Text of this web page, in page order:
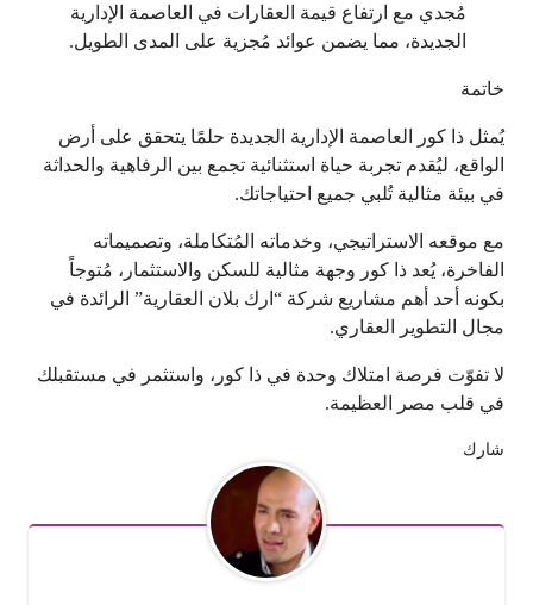
مُجدي مع ارتفاع قيمة العقارات في العاصمة الإدارية
الجديدة، مما يضمن عوائد مُجزية على المدى الطويل.
خاتمة
يُمثل ذا كور العاصمة الإدارية الجديدة حلمًا يتحقق على أرض
الواقع، ليُقدم تجربة حياة استثنائية تجمع بين الرفاهية والحداثة
في بيئة مثالية تُلبي جميع احتياجاتك.
مع موقعه الاستراتيجي، وخدماته المُتكاملة، وتصميماته
الفاخرة، يُعد ذا كور وجهة مثالية للسكن والاستثمار، مُتوجاً
بكونه أحد أهم مشاريع شركة “ارك بلان العقارية” الرائدة في
مجال التطوير العقاري.
لا تفوّت فرصة امتلاك وحدة في ذا كور، واستثمر في مستقبلك
في قلب مصر العظيمة.
شارك